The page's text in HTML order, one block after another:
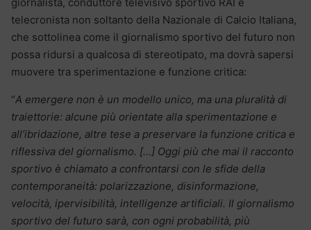
telecronista non soltanto della Nazionale di Calcio Italiana,
che sottolinea come il giornalismo sportivo del futuro non
possa ridursi a qualcosa di stereotipato, ma dovrà sapersi
muovere tra sperimentazione e funzione critica:
“A emergere non è un modello unico, ma una pluralità di
traiettorie: alcune più orientate alla sperimentazione e
all’ibridazione, altre tese a preservare la funzione critica e
riflessiva del giornalismo. […] Oggi più che mai il racconto
sportivo è chiamato a confrontarsi con le sfide della
contemporaneità: polarizzazione, disinformazione,
velocità, ipervisibilità, intelligenze artificiali. Il giornalismo
sportivo del futuro sarà, con ogni probabilità, più